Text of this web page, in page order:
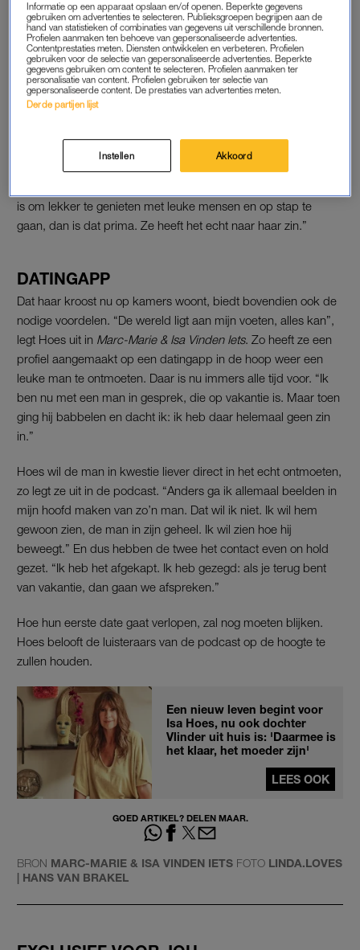
BELLEN MET VLINDER
Deactriceprobeert regelmatig te bellen met Vlinder, maar dat
blijkt nog een hele opgave te zijn. “Als ik haar aan de telefoon
heb, dan zeg ik weleens: doe eens even met video. En dan zie
ik haar ogen alle kanten opgaan. Ze is zo druk. Dan zegt ze:
is om lekker te genieten met leuke mensen en op stap te
gaan, dan is dat prima. Ze heeft het echt naar haar zin.”
DATINGAPP
Dat haar kroost nu op kamers woont, biedt bovendien ook de
nodige voordelen. “De wereld ligt aan mijn voeten, alles kan”,
legt Hoes uit in Marc-Marie & Isa Vinden Iets. Zo heeft ze een
profiel aangemaakt op een datingapp in de hoop weer een
leuke man te ontmoeten. Daar is nu immers alle tijd voor. “Ik
ben nu met een man in gesprek, die op vakantie is. Maar toen
ging hij babbelen en dacht ik: ik heb daar helemaal geen zin
in.”
Hoes wil de man in kwestie liever direct in het echt ontmoeten,
zo legt ze uit in de podcast. “Anders ga ik allemaal beelden in
mijn hoofd maken van zo’n man. Dat wil ik niet. Ik wil hem
gewoon zien, de man in zijn geheel. Ik wil zien hoe hij
beweegt.” En dus hebben de twee het contact even on hold
gezet. “Ik heb het afgekapt. Ik heb gezegd: als je terug bent
van vakantie, dan gaan we afspreken.”
Hoe hun eerste date gaat verlopen, zal nog moeten blijken.
Hoes belooft de luisteraars van de podcast op de hoogte te
zullen houden.
Een nieuw leven begint voor
Isa Hoes, nu ook dochter
Vlinder uit huis is: 'Daarmee is
het klaar, het moeder zijn'
LEES OOK
GOED ARTIKEL? DELEN MAAR.
BRON MARC-MARIE & ISA VINDEN IETS FOTO LINDA.LOVES
| HANS VAN BRAKEL
Informatie op een apparaat opslaan en/of openen. Beperkte gegevens
gebruiken om advertenties te selecteren. Publieksgroepen begrijpen aan de
hand van statistieken of combinaties van gegevens uit verschillende bronnen.
Profielen aanmaken ten behoeve van gepersonaliseerde advertenties.
Contentprestaties meten. Diensten ontwikkelen en verbeteren. Profielen
gebruiken voor de selectie van gepersonaliseerde advertenties. Beperkte
gegevens gebruiken om content te selecteren. Profielen aanmaken ter
personalisatie van content. Profielen gebruiken ter selectie van
gepersonaliseerde content. De prestaties van advertenties meten.
Derde partijen lijst
Instellen Akkoord